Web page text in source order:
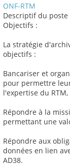
ONF-RTM
Descriptif du poste
Objectifs :
La stratégie
objectifs :
Bancariser et
pour permettre
l'expertise du RTM,
Répondre à la
permettant une
Répondre aux
données en lien
AD38.